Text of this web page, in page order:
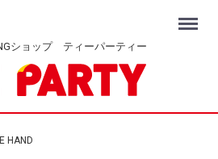
ショップ ティーパーティー
Menu
HAND